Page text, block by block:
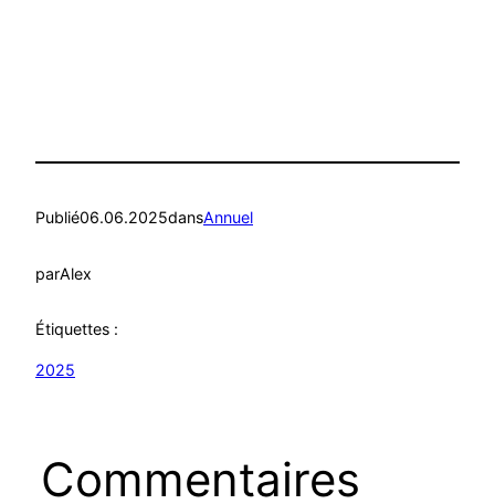
Publié06.06.2025dansAnnuel
parAlex
Étiquettes :
2025
Commentaires